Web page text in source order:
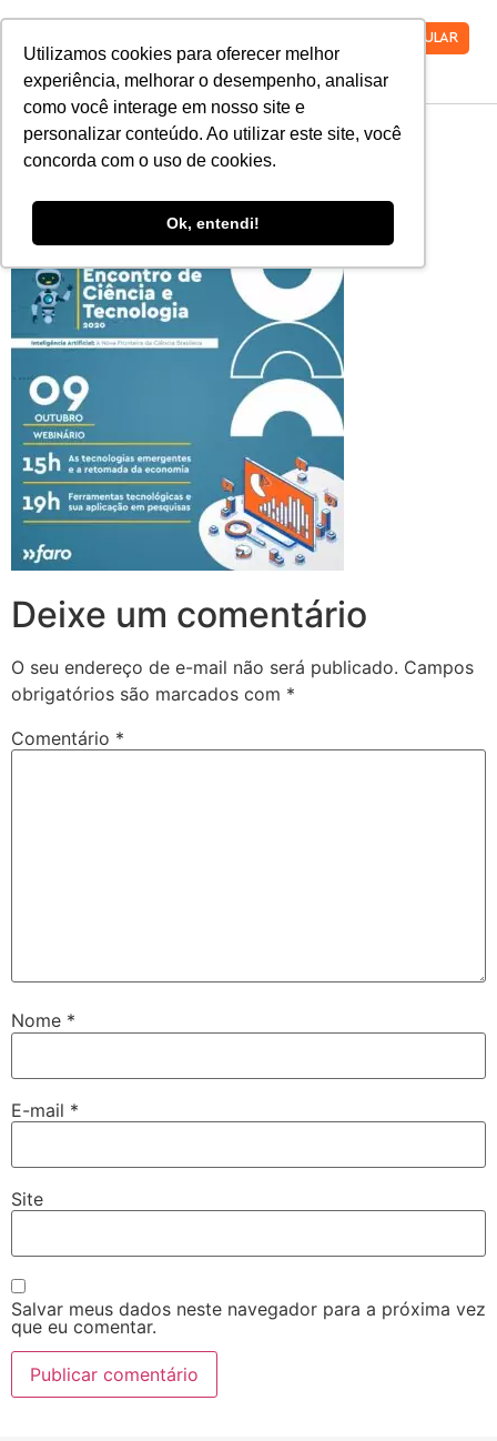
Utilizamos cookies para oferecer melhor
experiência, melhorar o desempenho, analisar
como você interage em nosso site e
personalizar conteúdo. Ao utilizar este site, você
concorda com o uso de cookies.
Ok, entendi!
VESTIBULAR
ECT-2020-capa-
1080×1080-01-03
Deixe um comentário
O seu endereço de e-mail não será publicado. Campos
obrigatórios são marcados com *
Comentário *
Nome *
E-mail *
Site
Salvar meus dados neste navegador para a próxima vez
que eu comentar.